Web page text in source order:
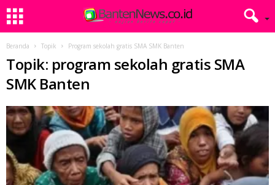
Beranda Topik Program sekolah gratis SMA SMK Banten
Topik: program sekolah gratis SMA
SMK Banten